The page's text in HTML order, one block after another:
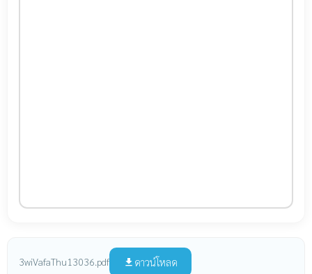
3wiVafaThu13036.pdf file_download ดาวน์โหลด